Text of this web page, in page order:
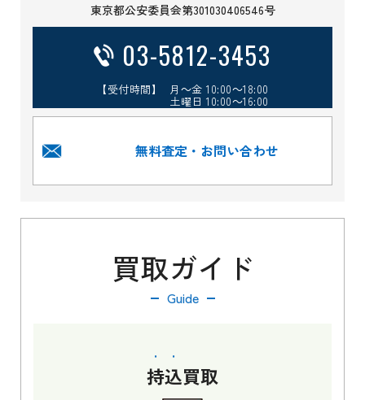
東京都公安委員会第301030406546号
03-5812-3453
【受付時間】 月～金 10:00～18:00
土曜日 10:00～16:00
無料査定・お問い合わせ
買取ガイド
Guide
持込買取